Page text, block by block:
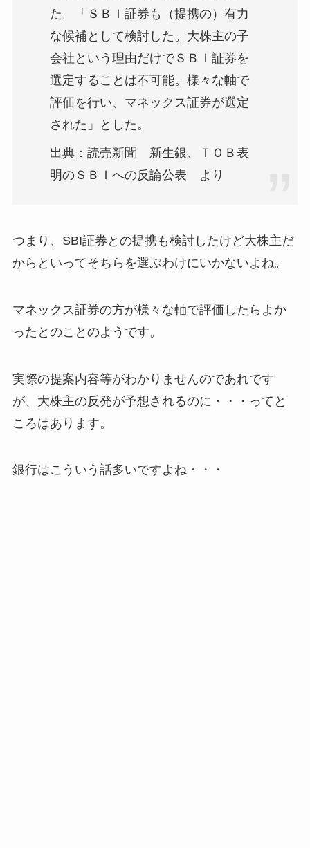
た。「ＳＢＩ証券も（提携の）有力
な候補として検討した。大株主の子
会社という理由だけでＳＢＩ証券を
選定することは不可能。様々な軸で
評価を行い、マネックス証券が選定
された」とした。
出典：読売新聞 新生銀、ＴＯＢ表
明のＳＢＩへの反論公表 より
つまり、SBI証券との提携も検討したけど大株主だ
からといってそちらを選ぶわけにいかないよね。
マネックス証券の方が様々な軸で評価したらよか
ったとのことのようです。
実際の提案内容等がわかりませんのであれです
が、大株主の反発が予想されるのに・・・ってと
ころはあります。
銀行はこういう話多いですよね・・・